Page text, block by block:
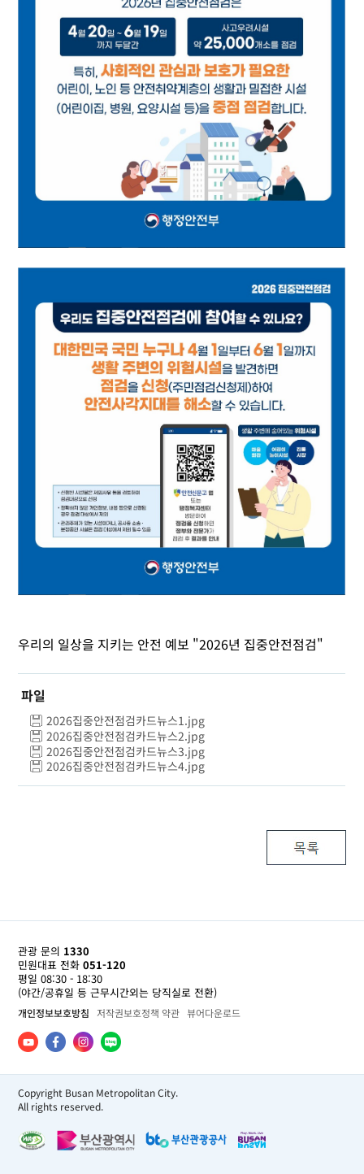
우리의 일상을 지키는 안전 예보 "2026년 집중안전점검"
파일
2026집중안전점검카드뉴스1.jpg
2026집중안전점검카드뉴스2.jpg
2026집중안전점검카드뉴스3.jpg
2026집중안전점검카드뉴스4.jpg
관광 문의 1330
민원대표 전화 051-120
평일 08:30 - 18:30
(야간/공휴일 등 근무시간외는 당직실로 전환)
개인정보보호방침 저작권보호정책 약관 뷰어다운로드
Copyright Busan Metropolitan City.
All rights reserved.